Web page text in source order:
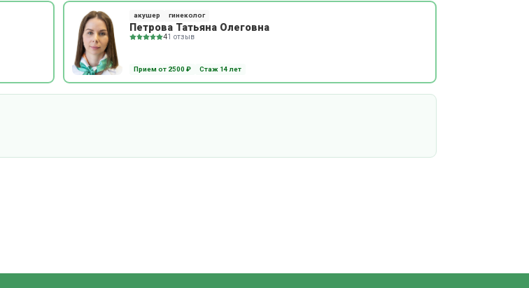
акушер гинеколог
Петрова Татьяна Олеговна
41 отзыв
Прием от 2500 ₽ Стаж 14 лет